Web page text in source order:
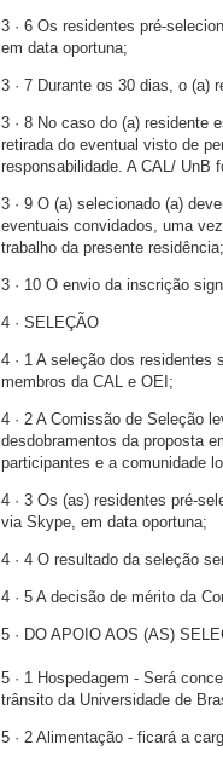
3 · 6 Os residentes pré-
em data oportuna;
3 · 7 Durante os 30 dias, o (a)
3 · 8 No caso do (a) residente
retirada do eventual visto de
responsabilidade. A CAL/ UnB
3 · 9 O (a) selecionado (a)
eventuais convidados, uma
trabalho da presente residência;
3 · 10 O envio da inscrição
4 · SELEÇÃO
4 · 1 A seleção dos
membros da CAL e OEI;
4 · 2 A Comissão de Seleção
desdobramentos da proposta
participantes e a comunidade
4 · 3 Os (as) residentes pré-
via Skype, em data oportuna;
4 · 4 O resultado da seleção
4 · 5 A decisão de mérito da
5 · DO APOIO AOS (AS)
5 · 1 Hospedagem - Será
trânsito da Universidade de
5 · 2 Alimentação - ficará a